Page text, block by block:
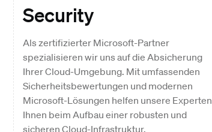
Security
Als zertifizierter Microsoft-Partner
spezialisieren wir uns auf die Absicherung
Ihrer Cloud-Umgebung. Mit umfassenden
Sicherheitsbewertungen und modernen
Microsoft-Lösungen helfen unsere Experten
Ihnen beim Aufbau einer robusten und
sicheren Cloud-Infrastruktur.